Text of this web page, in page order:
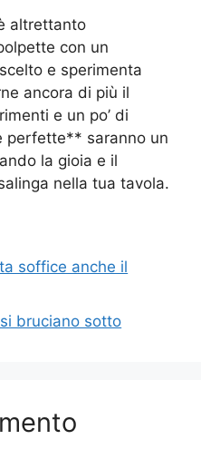
altrettanto
con un
e sperimenta
ancora di più il
e un po’ di
perfette** saranno un
la gioia e il
nella tua tavola.
soffice anche il
bruciano sotto